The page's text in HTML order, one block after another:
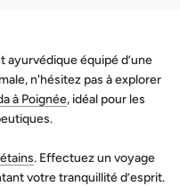
ayurvédique équipé d’une
n'hésitez pas à explorer
à Poignée, idéal pour les
. Effectuez un voyage
votre tranquillité d’esprit.